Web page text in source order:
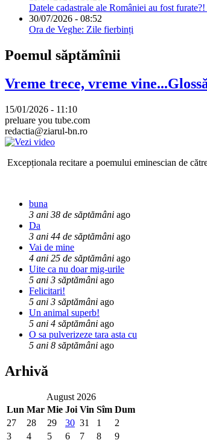
Datele cadastrale ale României au fost
30/07/2026 - 08:52
Ora de Veghe: Zile fierbinți
Poemul săptămînii
Vreme trece, vreme
15/01/2026 - 11:10
preluare you tube.com
redactia@ziarul-bn.ro
Excepționala recitare a poemului eminescian de
buna
3 ani 38 de săptămâni ago
Da
3 ani 44 de săptămâni ago
Vai de mine
4 ani 25 de săptămâni ago
Uite ca nu doar mig-urile
5 ani 3 săptămâni ago
Felicitari!
5 ani 3 săptămâni ago
Un animal superb!
5 ani 4 săptămâni ago
O sa pulverizeze tara asta cu
5 ani 8 săptămâni ago
Arhivă
August 2026
Lun Mar Mie Joi Vin Sîm Dum
27
28 29 30 31 1
2
3
4 5 6 7 8 9